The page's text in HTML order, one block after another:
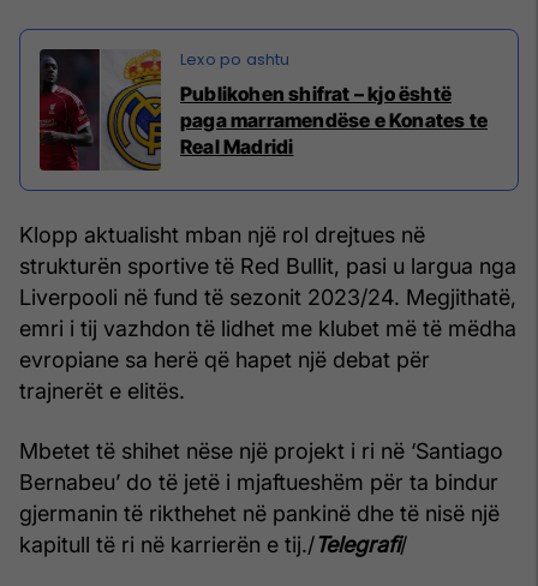
Publikohen shifrat – kjo është
paga marramendëse e Konates te
Real Madridi
Klopp aktualisht mban një rol drejtues në
strukturën sportive të Red Bullit, pasi u largua nga
Liverpooli në fund të sezonit 2023/24. Megjithatë,
emri i tij vazhdon të lidhet me klubet më të mëdha
evropiane sa herë që hapet një debat për
trajnerët e elitës.
Mbetet të shihet nëse një projekt i ri në ‘Santiago
Bernabeu’ do të jetë i mjaftueshëm për ta bindur
gjermanin të rikthehet në pankinë dhe të nisë një
kapitull të ri në karrierën e tij./Telegrafi/